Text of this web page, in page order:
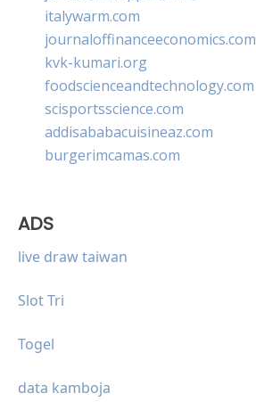
italywarm.com
journaloffinanceeconomics.com
kvk-kumari.org
foodscienceandtechnology.com
scisportsscience.com
addisababacuisineaz.com
burgerimcamas.com
ADS
live draw taiwan
Slot Tri
Togel
data kamboja